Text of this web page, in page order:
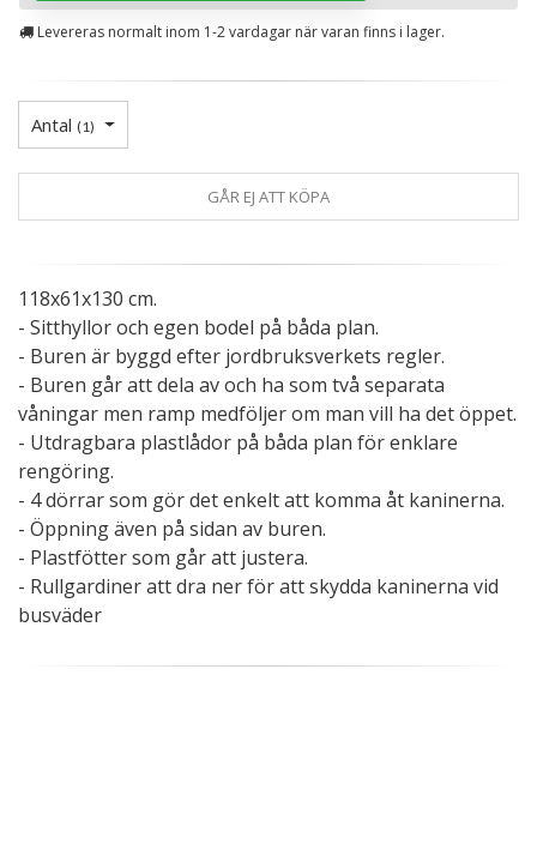
Levereras normalt inom 1-2 vardagar när varan finns i lager.
Antal (1)
GÅR EJ ATT KÖPA
118x61x130 cm.
- Sitthyllor och egen bodel på båda plan.
- Buren är byggd efter jordbruksverkets regler.
- Buren går att dela av och ha som två separata
våningar men ramp medföljer om man vill ha det öppet.
- Utdragbara plastlådor på båda plan för enklare
rengöring.
- 4 dörrar som gör det enkelt att komma åt kaninerna.
- Öppning även på sidan av buren.
- Plastfötter som går att justera.
- Rullgardiner att dra ner för att skydda kaninerna vid
busväder